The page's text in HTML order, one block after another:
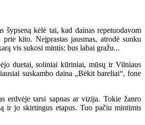
kėlė tai, kad dainas repetuodavom
kito. Neįprastas jausmas, atrodė sunku
vis sukosi mintis: bus labai gražu...
duetai, soliniai kūriniai, mūsų ir Vilniaus
suskambo daina „Bėkit bareliai“, fone
erdvėje tarsi sapnas ar vizija. Tokie žanro
ir jo skirtingus etapus. Tuo pačiu mintimis